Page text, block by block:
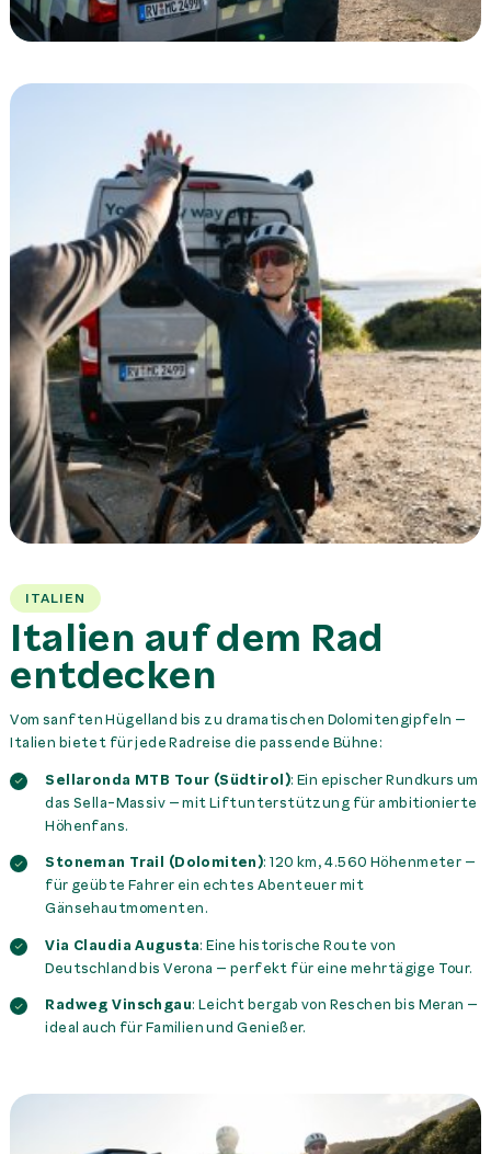
ITALIEN
Italien auf dem Rad
entdecken
Vom sanften Hügelland bis zu dramatischen Dolomitengipfeln –
Italien bietet für jede Radreise die passende Bühne:
Sellaronda MTB Tour (Südtirol): Ein epischer Rundkurs um
das Sella-Massiv – mit Liftunterstützung für ambitionierte
Höhenfans.
Stoneman Trail (Dolomiten): 120 km, 4.560 Höhenmeter –
für geübte Fahrer ein echtes Abenteuer mit
Gänsehautmomenten.
Via Claudia Augusta: Eine historische Route von
Deutschland bis Verona – perfekt für eine mehrtägige Tour.
Radweg Vinschgau: Leicht bergab von Reschen bis Meran –
ideal auch für Familien und Genießer.